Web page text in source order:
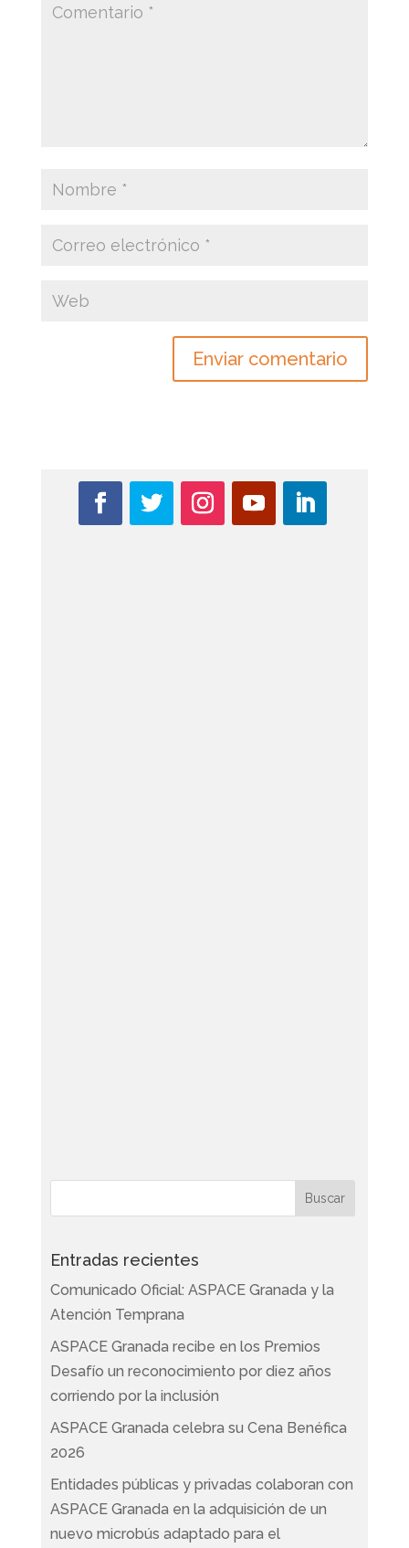
Enviar comentario
Entradas recientes
Comunicado Oficial: ASPACE Granada y la
Atención Temprana
ASPACE Granada recibe en los Premios
Desafío un reconocimiento por diez años
corriendo por la inclusión
ASPACE Granada celebra su Cena Benéfica
2026
Entidades públicas y privadas colaboran con
ASPACE Granada en la adquisición de un
nuevo microbús adaptado para el